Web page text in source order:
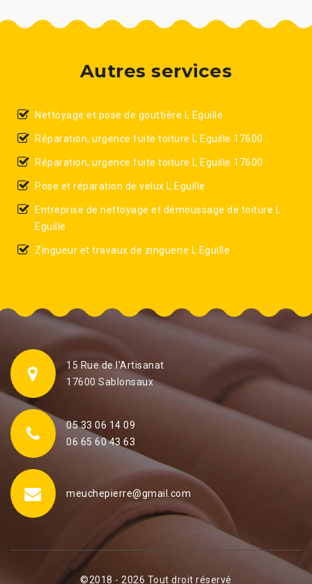
Autres services
Nettoyage et pose de gouttière L Eguille
Réparation, urgence fuite toiture L Eguille 17600
Réparation, urgence fuite toiture L Eguille 17600
Pose et réparation de velux L Eguille
Entreprise de nettoyage et démoussage de toiture L
Eguille
Zingueur et travaux de zinguerie L Eguille
15 Rue de l'Artisanat
17600 Sablonsaux
05 33 06 14 09
06 65 60 43 63
meuchepierre@gmail.com
©2018 - 2026 Tout droit réservé